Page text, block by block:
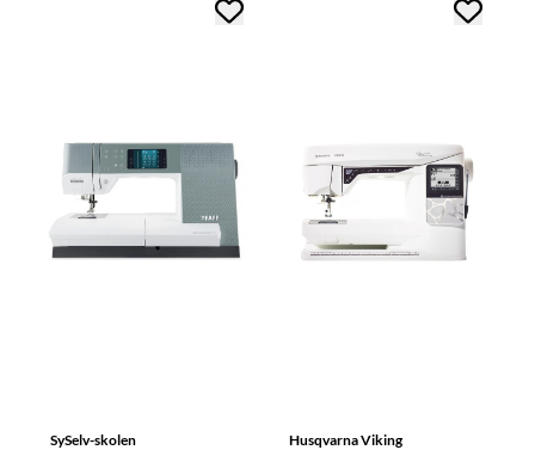
SySelv-skolen Husqvarna Viking